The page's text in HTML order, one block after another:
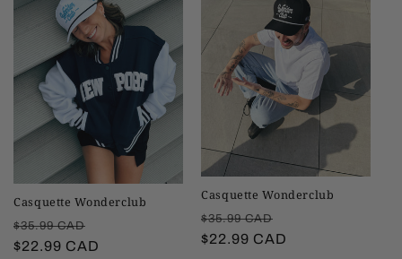
Casquette Wonderclub
Prix
habituel
$35.99 CAD
promotionnel
$22.99 CAD
Casquette Wonderclub
Prix
habituel
$35.99 CAD
promotionnel
$22.99 CAD